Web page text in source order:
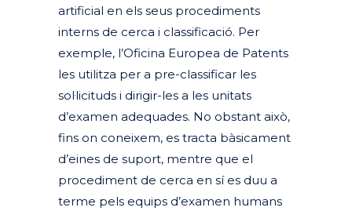
artificial en els seus procediments
interns de cerca i classificació. Per
exemple, l’Oficina Europea de Patents
les utilitza per a pre-classificar les
sol·licituds i dirigir-les a les unitats
d’examen adequades. No obstant això,
fins on coneixem, es tracta bàsicament
d’eines de suport, mentre que el
procediment de cerca en sí es duu a
terme pels equips d’examen humans